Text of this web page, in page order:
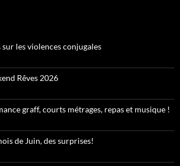
les violences conjugales
Rêves 2026
graff, courts métrages, repas et musique !
de Juin, des surprises!